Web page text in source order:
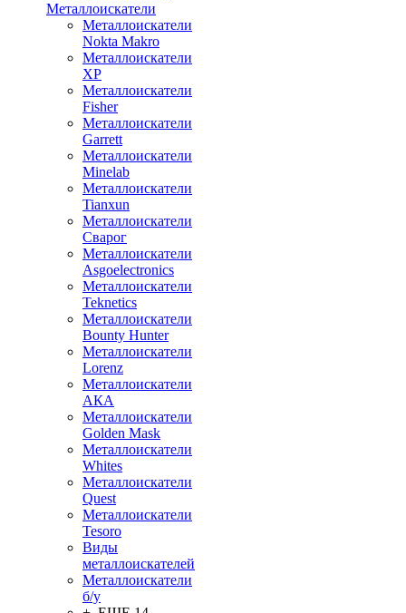
Металлоискатели
Металлоискатели
Nokta Makro
Металлоискатели
XP
Металлоискатели
Fisher
Металлоискатели
Garrett
Металлоискатели
Minelab
Металлоискатели
Tianxun
Металлоискатели
Сварог
Металлоискатели
Asgoelectronics
Металлоискатели
Teknetics
Металлоискатели
Bounty Hunter
Металлоискатели
Lorenz
Металлоискатели
АКА
Металлоискатели
Golden Mask
Металлоискатели
Whites
Металлоискатели
Quest
Металлоискатели
Tesoro
Виды
металлоискателей
Металлоискатели
б/у